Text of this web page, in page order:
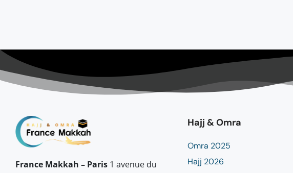
France Makkah – Paris 1 avenue du
Hajj & Omra
Omra 2025
Hajj 2026